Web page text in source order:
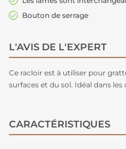
Bouton de serrage
L'AVIS DE L'EXPERT
Ce racloir est à utiliser pour
surfaces et du sol. Idéal dans
CARACTÉRISTIQUES